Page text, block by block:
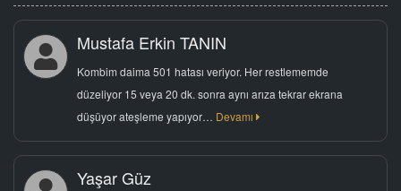
Mustafa Erkin TANIN
Kombim daima 501 hatası veriyor. Her restlememde
düzeliyor 15 veya 20 dk. sonra aynı arıza tekrar ekrana
düşüyor ateşleme yapıyor… Devamı
Yaşar Güz